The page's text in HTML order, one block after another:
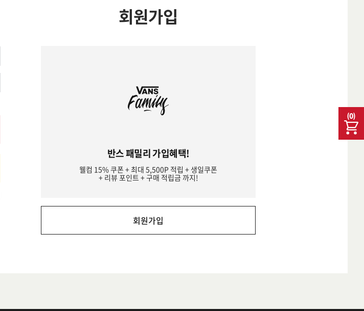
(0)
회원가입
반스 패밀리 가입혜택!
웰컴 15% 쿠폰 + 최대 5,500P 적립 + 생일쿠폰
+ 리뷰 포인트 + 구매 적립금 까지!
회원가입